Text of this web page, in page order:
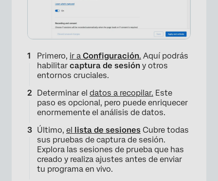
×
Primero, ir a Configuración. Aquí podrás
habilitar captura de sesión y otros
entornos cruciales.
Determinar el datos a recopilar. Este
paso es opcional, pero puede enriquecer
enormemente el análisis de datos.
Último, el lista de sesiones Cubre todas
sus pruebas de captura de sesión.
Explora las sesiones de prueba que has
creado y realiza ajustes antes de enviar
tu programa en vivo.